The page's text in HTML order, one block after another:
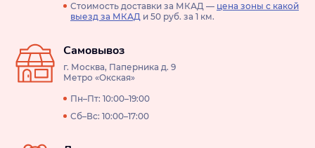
Стоимость доставки за МКАД — цена зоны с какой
выезд за МКАД и 50 руб. за 1 км.
Самовывоз
г. Москва, Паперника д. 9
Метро «Окская»
Пн–Пт: 10:00–19:00
Сб–Вс: 10:00–17:00